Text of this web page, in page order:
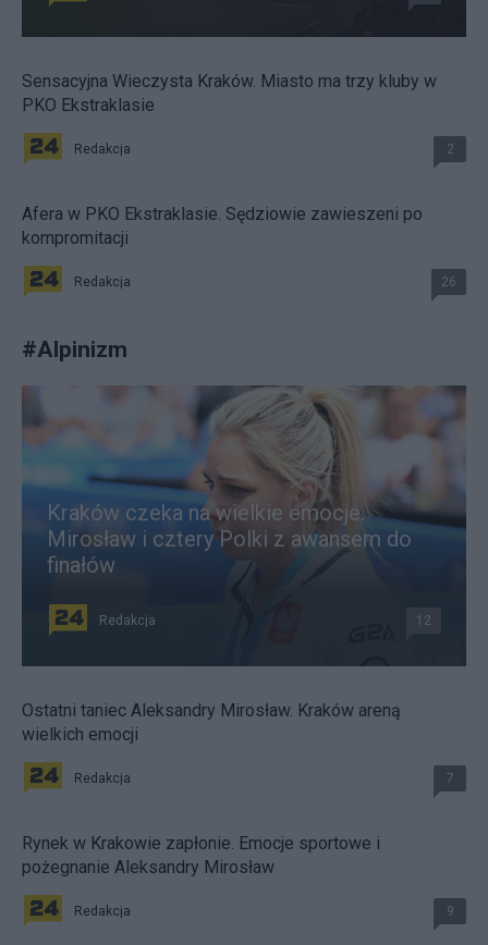
Sensacyjna Wieczysta Kraków. Miasto ma trzy kluby w
PKO Ekstraklasie
Redakcja 2
Afera w PKO Ekstraklasie. Sędziowie zawieszeni po
kompromitacji
Redakcja 26
#Alpinizm
Kraków czeka na wielkie emocje.
Mirosław i cztery Polki z awansem do
finałów
Redakcja 12
Ostatni taniec Aleksandry Mirosław. Kraków areną
wielkich emocji
Redakcja 7
Rynek w Krakowie zapłonie. Emocje sportowe i
pożegnanie Aleksandry Mirosław
Redakcja 9